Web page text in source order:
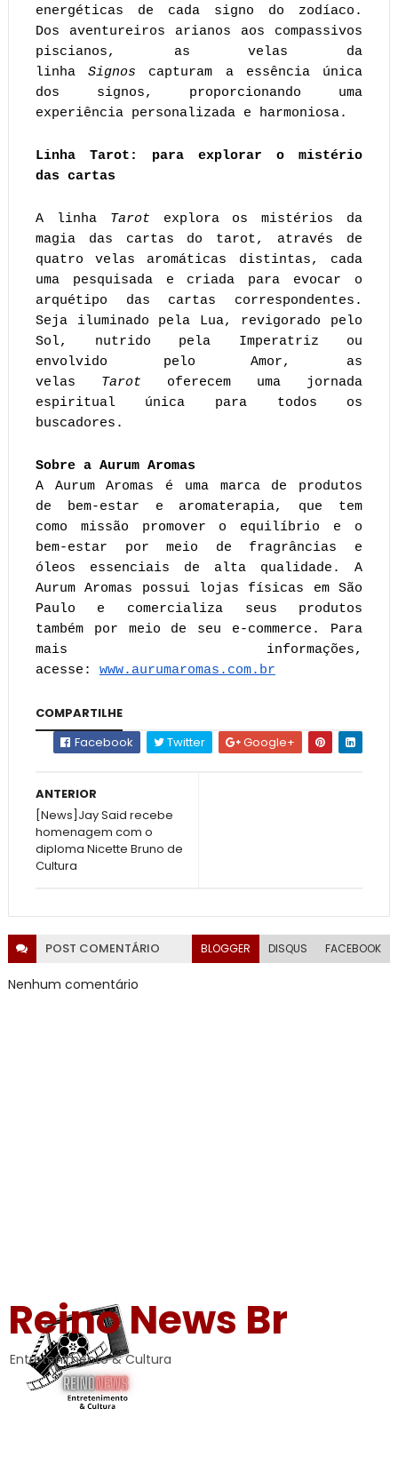
energéticas de cada signo do zodíaco.
Dos aventureiros arianos aos compassivos
piscianos, as velas da
linhaSignos capturam a essência única
dos signos, proporcionando uma
experiência personalizada e harmoniosa.
Linha Tarot: para explorar o mistério
das cartas
A linha Tarot explora os mistérios da
magia das cartas do tarot, através de
quatro velas aromáticas distintas, cada
uma pesquisada e criada para evocar o
arquétipo das cartas correspondentes.
Seja iluminado pela Lua, revigorado pelo
Sol, nutrido pela Imperatriz ou
envolvido pelo Amor, as
velas Tarot oferecem uma jornada
espiritual única para todos os
buscadores.
Sobre a Aurum Aromas
A Aurum Aromas é uma marca de produtos
de bem-estar e aromaterapia, que tem
como missão promover o equilíbrio e o
bem-estar por meio de fragrâncias e
óleos essenciais de alta qualidade. A
Aurum Aromas possui lojas físicas em São
Paulo e comercializa seus produtos
também por meio de seu e-commerce. Para
mais informações,
acesse: www.aurumaromas.com.br
COMPARTILHE
Facebook
Twitter Google+
ANTERIOR
[News]Jay Said recebe
homenagem com o
diploma Nicette Bruno de
Cultura
POST COMENTÁRIO BLOGGER DISQUS FACEBOOK
Nenhum comentário
Reino News Br
Entretenimento & Cultura